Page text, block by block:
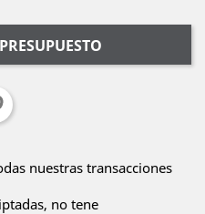
nuestras transacciones
no tene